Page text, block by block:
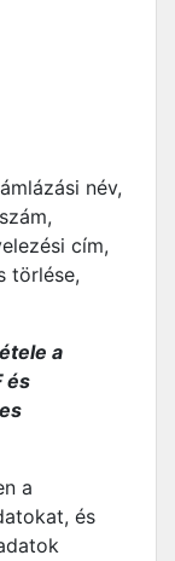
név,
cím,
törlése,
a
és
a
és